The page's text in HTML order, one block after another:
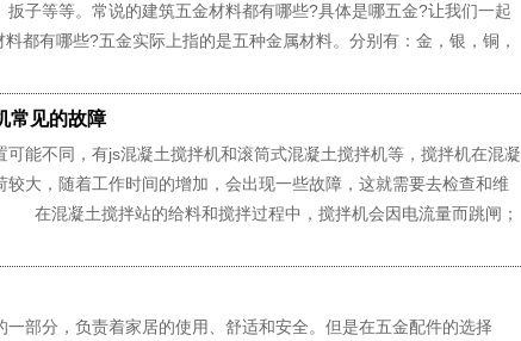
子等等。常说的建筑五金材料都有哪些?具体是哪五金?让我们一起
哪些?五金实际上指的是五种金属材料。分别有：金，银，铜，
常见的故障
不同，有js混凝土搅拌机和滚筒式混凝土搅拌机等，搅拌机在混凝
大，随着工作时间的增加，会出现一些故障，这就需要去检查和维
凝土搅拌站的给料和搅拌过程中，搅拌机会因电流量而跳闸；
分，负责着家居的使用、舒适和安全。但是在五金配件的选择